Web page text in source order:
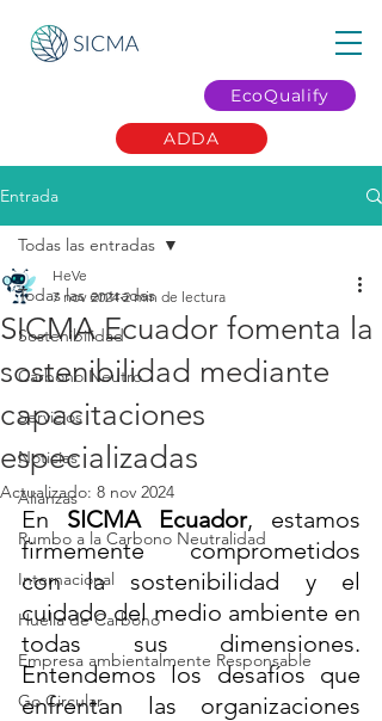
EcoQualify
ADDA
Entrada
Todas las entradas
Sostenibilidad
Carbono Neutro
Servicios
Noticias
Alianzas
Rumbo a la Carbono Neutralidad
Internacional
Huella de Carbono
Empresa ambientalmente Responsable
Go Circular
Todas las entradas
SICMA Ecuador fomenta la
sostenibilidad mediante
capacitaciones
especializadas
HeVe
7 nov 2024 2 min de lectura
Actualizado: 8 nov 2024
En SICMA Ecuador, estamos
firmemente comprometidos
con la sostenibilidad y el
cuidado del medio ambiente en
todas sus dimensiones.
Entendemos los desafíos que
enfrentan las organizaciones